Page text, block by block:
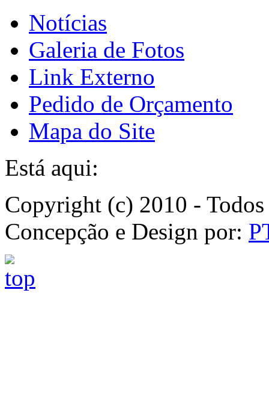
Notícias
Galeria de Fotos
Link Externo
Pedido de Orçamento
Mapa do Site
Está aqui:
Copyright (c) 2010 -
Concepção e Design por: